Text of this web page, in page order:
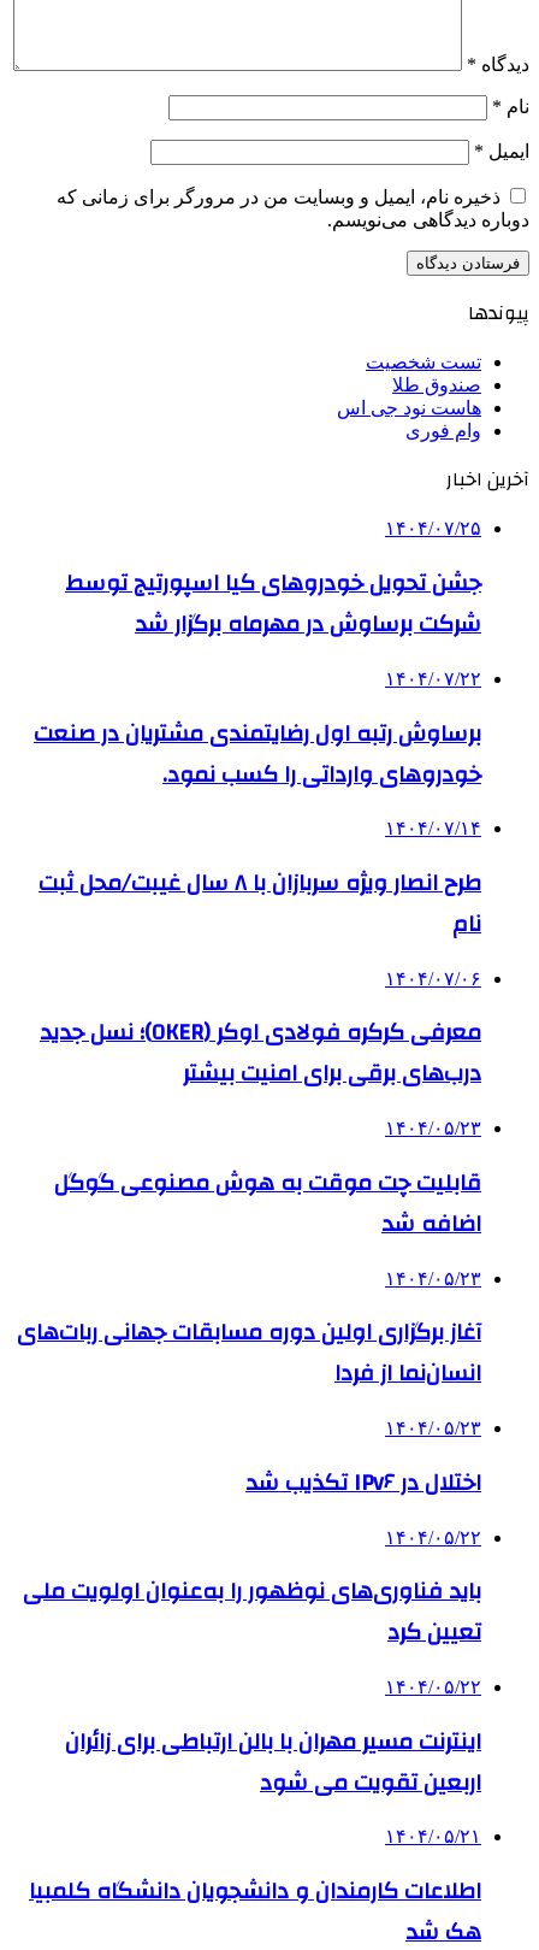
دیدگاه *
نام *
ایمیل *
ذخیره نام، ایمیل و وبسایت من در مرورگر برای زمانی که
دوباره دیدگاهی می‌نویسم.
پیوندها
تست شخصیت
صندوق طلا
هاست نود جی اس
وام فوری
آخرین اخبار
۱۴۰۴/۰۷/۲۵
جشن تحویل خودروهای کیا اسپورتیج توسط
شرکت برساوش در مهرماه برگزار شد
۱۴۰۴/۰۷/۲۲
برساوش رتبه اول رضایتمندی مشتریان در صنعت
خودروهای وارداتی را کسب نمود.
۱۴۰۴/۰۷/۱۴
طرح انصار ویژه سربازان با ۸ سال غیبت/محل ثبت
نام
۱۴۰۴/۰۷/۰۶
معرفی کرکره فولادی اوکر (OKER)؛ نسل جدید
درب‌های برقی برای امنیت بیشتر
۱۴۰۴/۰۵/۲۳
قابلیت چت موقت به هوش مصنوعی گوگل
اضافه شد
۱۴۰۴/۰۵/۲۳
آغاز برگزاری اولین دوره مسابقات جهانی ربات‌های
انسان‌نما از فردا
۱۴۰۴/۰۵/۲۳
اختلال در IPv۶ تکذیب شد
۱۴۰۴/۰۵/۲۲
باید فناوری‌های نوظهور را به‌عنوان اولویت ملی
تعیین کرد
۱۴۰۴/۰۵/۲۲
اینترنت مسیر مهران با بالن ارتباطی برای زائران
اربعین تقویت می شود
۱۴۰۴/۰۵/۲۱
اطلاعات کارمندان و دانشجویان دانشگاه کلمبیا
هک شد